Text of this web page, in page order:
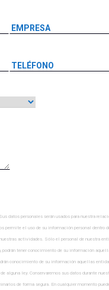
datos personales serán usados para nuestra
permite el uso de su información personal
actividades. Sólo el personal de nuestra
tener conocimiento de su información
conocimiento de su información aquellas
ley. Conservaremos sus datos durante
de forma segura. En cualquier momento